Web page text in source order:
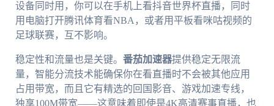
设备同时用，你可以在手机上看抖音世界杯直播，同时
用电脑打开腾讯体育看NBA，或者用平板看咪咕视频的
足球联赛，互不影响。
稳定性和流量也是关键。 番茄加速器提供稳定无限流
量，智能分流技术能确保你在看直播时不会被其他应用
占用带宽，而且它有精选的回国影音、游戏加速专线，
独享100M带宽——这意味着即使是4K高清赛事直播，也